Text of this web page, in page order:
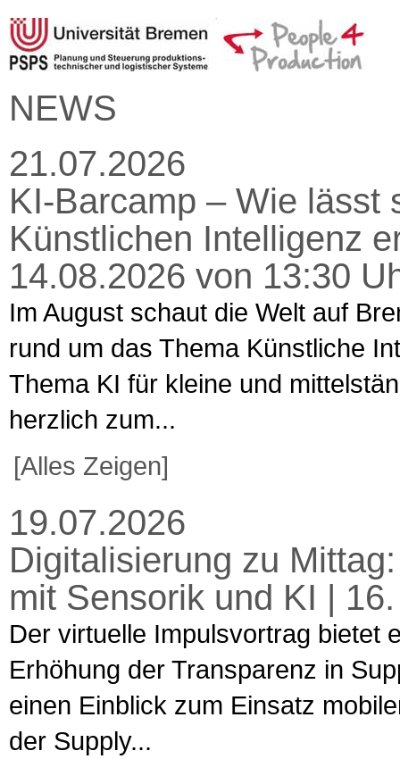
NEWS
21.07.2026
KI-Barcamp – Wie lässt
Künstlichen Intelligenz
14.08.2026 von 13:30
Im August schaut die Welt auf
rund um das Thema Künstliche
Thema KI für kleine und
herzlich zum...
[Alles Zeigen]
19.07.2026
Digitalisierung zu
mit Sensorik und KI |
Der virtuelle Impulsvortrag bietet
Erhöhung der Transparenz in
einen Einblick zum Einsatz
der Supply...